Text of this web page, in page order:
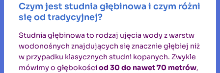
Czym jest studnia głębinowa i czym różni
się od tradycyjnej?
Studnia głębinowa to rodzaj ujęcia wody z warstw
wodonośnych znajdujących się znacznie głębiej niż
w przypadku klasycznych studni kopanych. Zwykle
mówimy o głębokości od 30 do nawet 70 metrów,